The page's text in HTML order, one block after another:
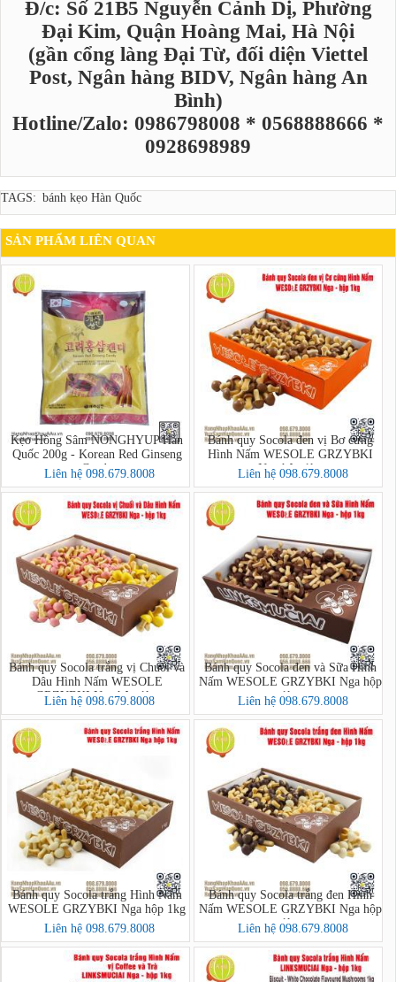
Đ/c: Số 21B5 Nguyễn Cảnh Dị, Phường
Đại Kim, Quận Hoàng Mai, Hà Nội
(gần cổng làng Đại Từ, đối diện Viettel
Post, Ngân hàng BIDV, Ngân hàng An
Bình)
Hotline/Zalo: 0986798008 * 0568888666 *
0928698989
TAGS: bánh kẹo Hàn Quốc
SẢN PHẨM LIÊN QUAN
Kẹo Hồng Sâm NONGHYUP Hàn
Quốc 200g - Korean Red Ginseng
Candy
Liên hệ 098.679.8008
Bánh quy Socola đen vị Bơ cứng
Hình Nấm WESOLE GRZYBKI
Nga hộp 1kg
Liên hệ 098.679.8008
Bánh quy Socola trắng vị Chuối và
Dâu Hình Nấm WESOLE
GRZYBKI Nga hộp 1kg
Liên hệ 098.679.8008
Bánh quy Socola đen và Sữa Hình
Nấm WESOLE GRZYBKI Nga hộp
1kg
Liên hệ 098.679.8008
Bánh quy Socola trắng Hình Nấm
WESOLE GRZYBKI Nga hộp 1kg
Liên hệ 098.679.8008
Bánh quy Socola trắng đen Hình
Nấm WESOLE GRZYBKI Nga hộp
1kg
Liên hệ 098.679.8008